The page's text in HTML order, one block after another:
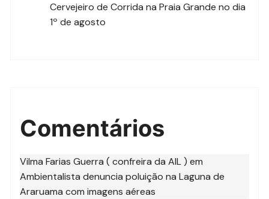
Cervejeiro de Corrida na Praia Grande no dia
1º de agosto
Comentários
Vilma Farias Guerra ( confreira da AIL ) em
Ambientalista denuncia poluição na Laguna de
Araruama com imagens aéreas